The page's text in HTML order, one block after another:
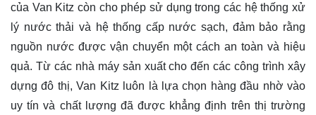
của Van Kitz còn cho phép sử dụng trong các hệ thống xử
lý nước thải và hệ thống cấp nước sạch, đảm bảo rằng
nguồn nước được vận chuyển một cách an toàn và hiệu
quả. Từ các nhà máy sản xuất cho đến các công trình xây
dựng đô thị, Van Kitz luôn là lựa chọn hàng đầu nhờ vào
uy tín và chất lượng đã được khẳng định trên thị trường